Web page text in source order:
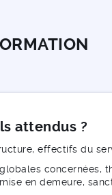
attendus ?
effectifs du
concernées,
en demeure,